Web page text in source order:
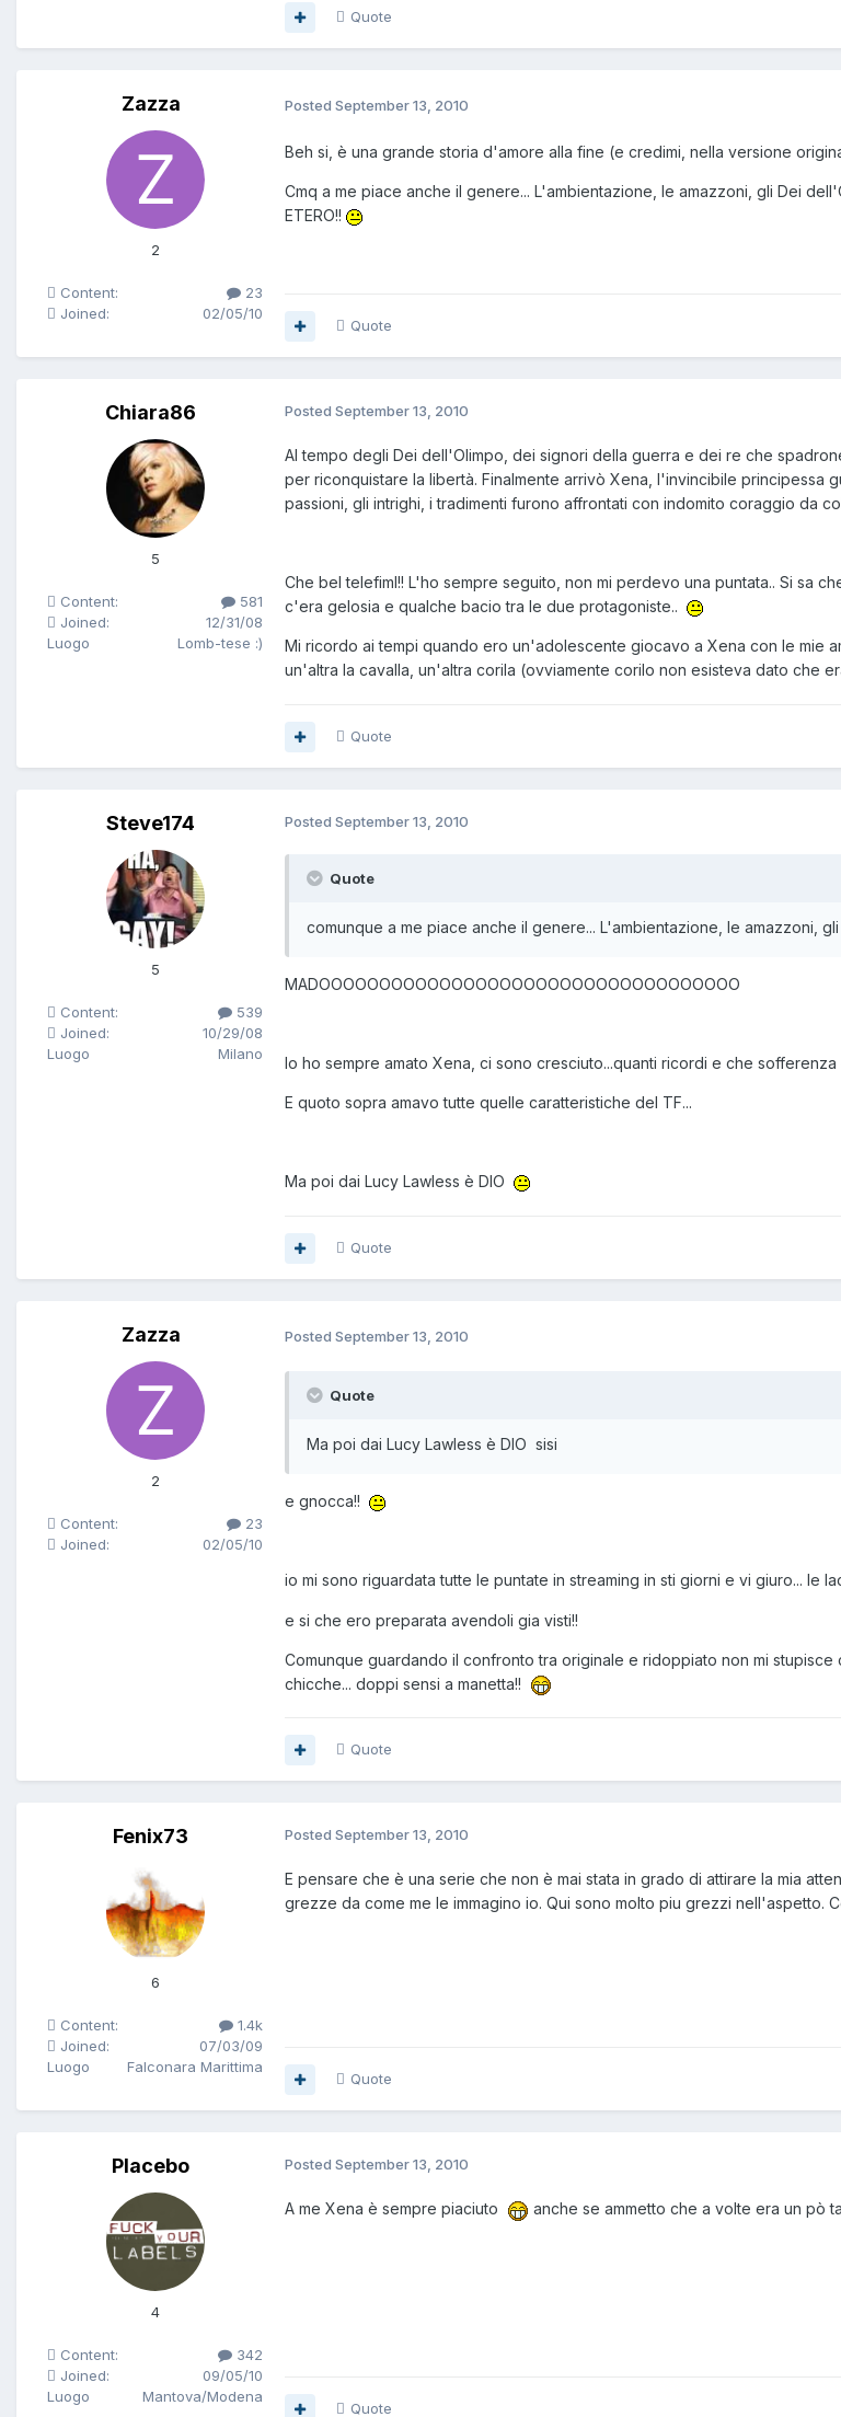
Quote
Zazza
2
Content:
23
Joined:
02/05/10
Posted September 13, 2010
Beh si, è una grande storia d'amore alla fine (e credimi, nella versione
Cmq a me piace anche il genere... L'ambientazione, le amazzoni, gli Dei
ETERO!!
Quote
Chiara86
5
Content:
581
Joined:
12/31/08
Luogo
Lomb-tese :)
Posted September 13, 2010
Al tempo degli Dei dell'Olimpo, dei signori della guerra e dei re che
per riconquistare la libertà. Finalmente arrivò Xena, l'invincibile
passioni, gli intrighi, i tradimenti furono affrontati con indomito coraggio da
Che bel telefiml!! L'ho sempre seguito, non mi perdevo una puntata.. Si sa
c'era gelosia e qualche bacio tra le due protagoniste..
Mi ricordo ai tempi quando ero un'adolescente giocavo a Xena con le mie
un'altra la cavalla, un'altra corila (ovviamente corilo non esisteva dato che
Quote
Steve174
5
Content:
539
Joined:
10/29/08
Luogo
Milano
Posted September 13, 2010
Quote
comunque a me piace anche il genere... L'ambientazione, le amazzoni,
MADOOOOOOOOOOOOOOOOOOOOOOOOOOOOOOOOOOO
Io ho sempre amato Xena, ci sono cresciuto...quanti ricordi e che
E quoto sopra amavo tutte quelle caratteristiche del TF...
Ma poi dai Lucy Lawless è DIO
Quote
Zazza
2
Content:
23
Joined:
02/05/10
Posted September 13, 2010
Quote
Ma poi dai Lucy Lawless è DIO sisi
e gnocca!!
io mi sono riguardata tutte le puntate in streaming in sti giorni e vi giuro... le
e si che ero preparata avendoli gia visti!!
Comunque guardando il confronto tra originale e ridoppiato non mi
chicche... doppi sensi a manetta!!
Quote
Fenix73
6
Content:
1.4k
Joined:
07/03/09
Luogo
Falconara Marittima
Posted September 13, 2010
E pensare che è una serie che non è mai stata in grado di attirare la mia
grezze da come me le immagino io. Qui sono molto piu grezzi nell'aspetto.
Quote
Placebo
4
Content:
342
Joined:
09/05/10
Luogo
Mantova/Modena
Posted September 13, 2010
A me Xena è sempre piaciuto anche se ammetto che a volte era un pò
Quote